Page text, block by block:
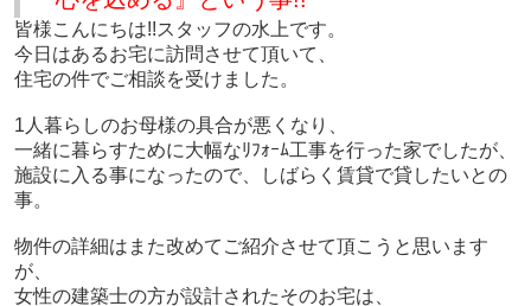
皆様こんにちは!!スタッフの水上です。
今日はあるお宅に訪問させて頂いて、
住宅の件でご相談を受けました。
1人暮らしのお母様の具合が悪くなり、
一緒に暮らすために大幅なﾘﾌｫｰﾑ工事を行った家でしたが、
施設に入る事になったので、しばらく賃貸で貸したいとの
事。
物件の詳細はまた改めてご紹介させて頂こうと思います
が、
女性の建築士の方が設計されたそのお宅は、